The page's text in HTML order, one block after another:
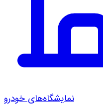
نمایشگاه‌های خودرو